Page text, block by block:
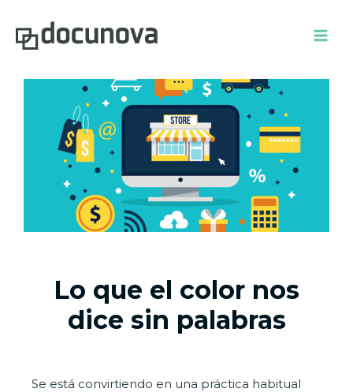
contenido
Lo que el color nos
dice sin palabras
Se está convirtiendo en una práctica habitual